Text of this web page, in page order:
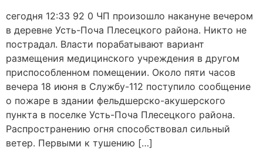
сегодня 12:33 92 0 ЧП произошло накануне вечером
в деревне Усть-Поча Плесецкого района. Никто не
пострадал. Власти порабатывают вариант
размещения медицинского учреждения в другом
приспособленном помещении. Около пяти часов
вечера 18 июня в Службу-112 поступило сообщение
о пожаре в здании фельдшерско-акушерского
пункта в поселке Усть-Поча Плесецкого района.
Распространению огня способствовал сильный
ветер. Первыми к тушению […]